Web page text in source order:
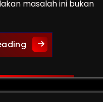
masalah ini bukan
Penerima Bansos